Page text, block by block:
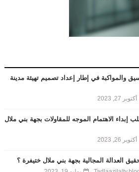
والمواكبة في إطار إعداد تصميم تهيئة مدينة
أكتوبر 27, 2023
إبداء الاهتمام الموجه للمقاولات بجهة بني ملال
أكتوبر 26, 2023
العدالة المجالية بجهة بني ملال ختيفرة ؟